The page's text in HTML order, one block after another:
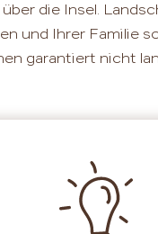
die Insel.
und Ihrer Familie
garantiert nicht